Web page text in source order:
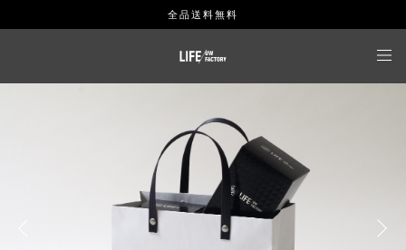
全品送料無料